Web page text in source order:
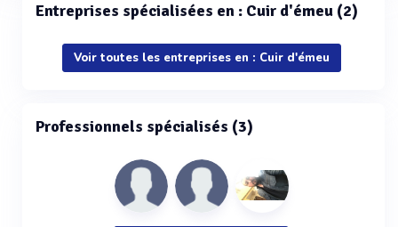
Entreprises spécialisées en : Cuir d'émeu (2)
Voir toutes les entreprises en : Cuir d'émeu
Professionnels spécialisés (3)